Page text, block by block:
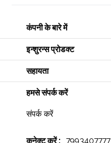
कंपनी के बारे में
इन्शुरन्स प्रोडक्ट
सहायता
हमसे संपर्क करें
संपर्क करें
कनेक्ट करें : 7993407777